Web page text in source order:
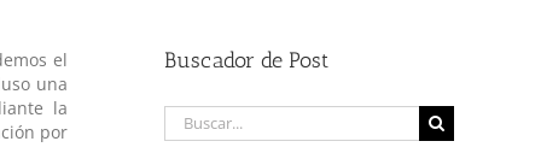
el
una
la
por
Buscador de Post
Buscar: